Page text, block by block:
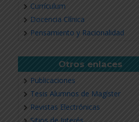
Currículum
Docencia Clínica
Pensamiento y Racionalidad
Otros enlaces
Publicaciones
Tesis Alumnos de Magíster
Revistas Electrónicas
Sitios de Interés